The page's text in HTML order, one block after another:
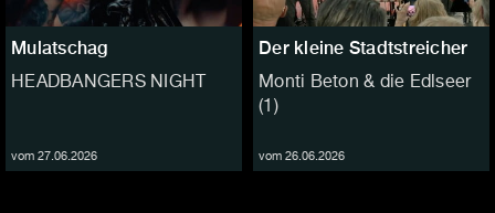
Mulatschag
HEADBANGERS NIGHT
vom 27.06.2026
Der kleine Stadtstreicher
Monti Beton & die Edlseer
(1)
vom 26.06.2026